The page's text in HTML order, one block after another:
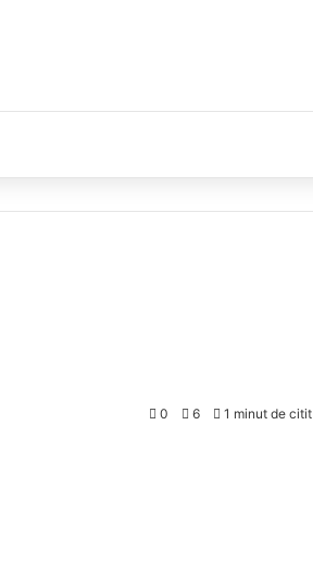
0 6 1 minut de citit